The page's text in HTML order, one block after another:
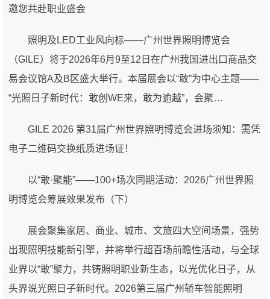
邀您共赴职业盛会
照明及LED工业风向标——广州世界照明博览会
（GILE）将于2026年6月9至12日在广州我国进出口商品交
易会议馆A及B区盛大举行。本届展会以“敢”为中心主题——
“光照日子新时代：敢创WE来，敢为逾越”，会聚…
GILE 2026 第31届广州世界照明博览会进场须知：需凭
电子二维码交换纸质进场证！
以“敢·聚能”——100+场次同期活动：2026广州世界照
明博览会筹展效果发布（下）
展会聚集家居、商业、城市、文旅四大空间场景，强势
出现照明技能新引擎，并将举行超百场前瞻性活动，与全球
业界以“敢”聚力，共铸照明职业新生态，以光优化日子，从
头界说光照日子新时代。2026第三届广州轿车智能照明